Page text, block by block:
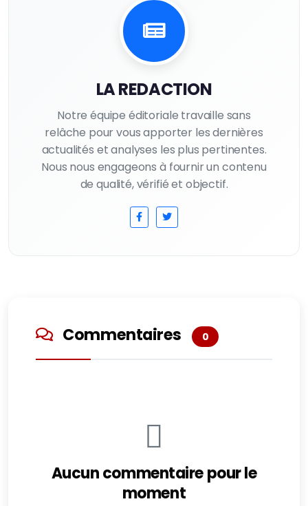
LA REDACTION
Notre équipe éditoriale travaille sans
relâche pour vous apporter les dernières
actualités et analyses les plus pertinentes.
Nous nous engageons à fournir un contenu
de qualité, vérifié et objectif.
Commentaires 0
Aucun commentaire pour le
moment